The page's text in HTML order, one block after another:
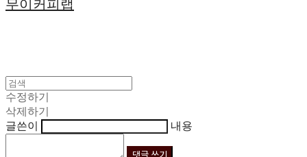
무이커피랩
수정하기
삭제하기
글쓴이
내용